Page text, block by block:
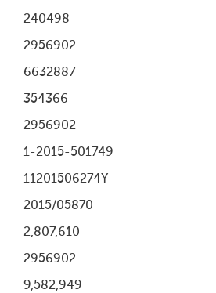
240498
2956902
6632887
354366
2956902
1-2015-501749
11201506274Y
2015/05870
2,807,610
2956902
9,582,949